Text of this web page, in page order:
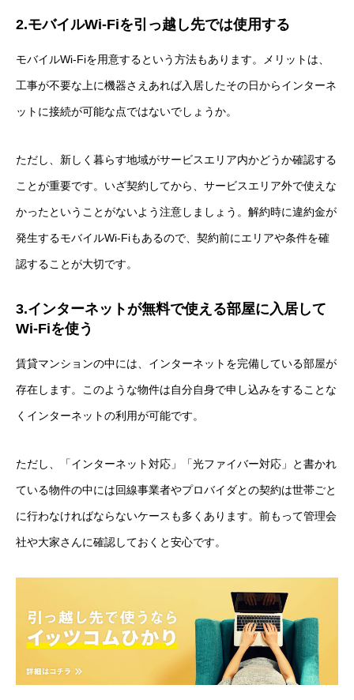
2.モバイルWi-Fiを引っ越し先では使用する
モバイルWi-Fiを用意するという方法もあります。メリットは、
工事が不要な上に機器さえあれば入居したその日からインターネ
ットに接続が可能な点ではないでしょうか。
ただし、新しく暮らす地域がサービスエリア内かどうか確認する
ことが重要です。いざ契約してから、サービスエリア外で使えな
かったということがないよう注意しましょう。解約時に違約金が
発生するモバイルWi-Fiもあるので、契約前にエリアや条件を確
認することが大切です。
3.インターネットが無料で使える部屋に入居して
Wi-Fiを使う
賃貸マンションの中には、インターネットを完備している部屋が
存在します。このような物件は自分自身で申し込みをすることな
くインターネットの利用が可能です。
ただし、「インターネット対応」「光ファイバー対応」と書かれ
ている物件の中には回線事業者やプロバイダとの契約は世帯ごと
に行わなければならないケースも多くあります。前もって管理会
社や大家さんに確認しておくと安心です。